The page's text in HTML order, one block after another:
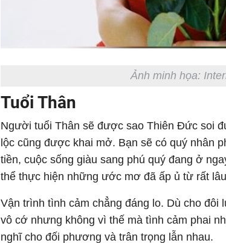
Ảnh minh họa:
Tuổi Thân
Người tuổi Thân sẽ được sao Thiên Đức soi
lộc cũng được khai mở. Bạn sẽ có quý nhân
tiền, cuộc sống giàu sang phú quý đang ở
thể thực hiện những ước mơ đã ấp ủ từ rất
Vận trình tình cảm chẳng đáng lo. Dù cho đôi
vô cớ nhưng không vì thế mà tình cảm phai
nghĩ cho đối phương và trân trọng lẫn nhau.